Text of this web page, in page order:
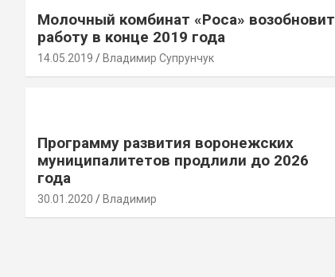
Молочный комбинат «Роса» возобновит
работу в конце 2019 года
14.05.2019 Владимир Супрунчук
Программу развития воронежских
муниципалитетов продлили до 2026
года
30.01.2020 Владимир